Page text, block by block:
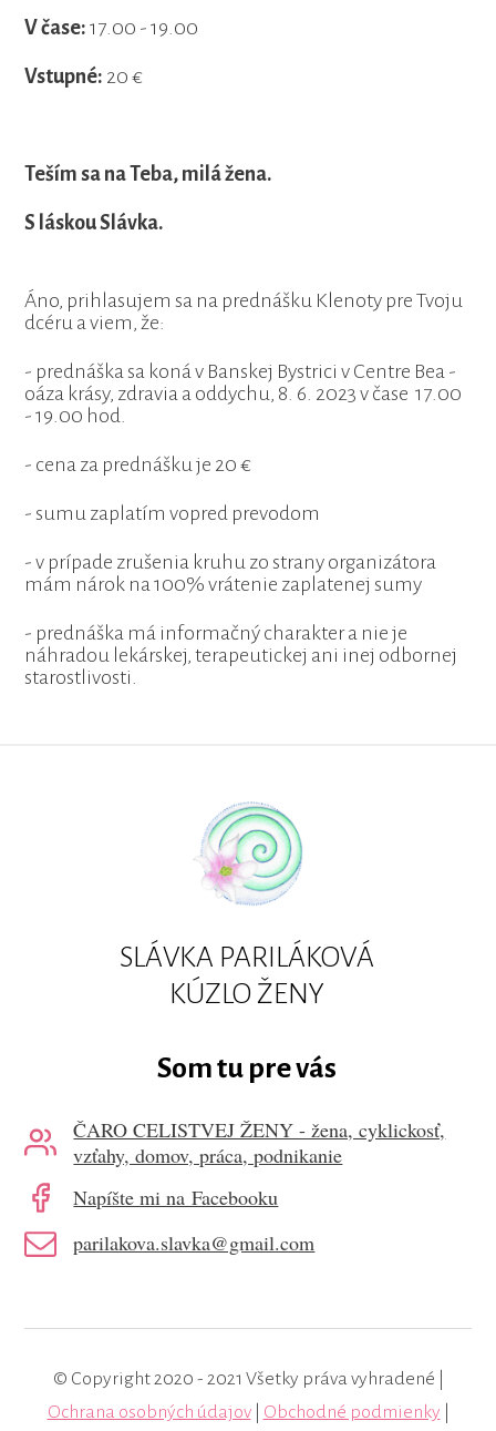
V čase: 17.00 - 19.00
Vstupné: 20 €
Teším sa na Teba, milá žena.
S láskou Slávka.
Áno, prihlasujem sa na prednášku Klenoty pre Tvoju
dcéru a viem, že:
- prednáška sa koná v Banskej Bystrici v Centre Bea -
oáza krásy, zdravia a oddychu, 8. 6. 2023 v čase 17.00
- 19.00 hod.
- cena za prednášku je 20 €
- sumu zaplatím vopred prevodom
- v prípade zrušenia kruhu zo strany organizátora
mám nárok na 100% vrátenie zaplatenej sumy
- prednáška má informačný charakter a nie je
náhradou lekárskej, terapeutickej ani inej odbornej
starostlivosti.
SLÁVKA PARILÁKOVÁ
KÚZLO ŽENY
Som tu pre vás
ČARO CELISTVEJ ŽENY - žena, cyklickosť,
vzťahy, domov, práca, podnikanie
Napíšte mi na Facebooku
parilakova.slavka@gmail.com
© Copyright 2020 - 2021 Všetky práva vyhradené |
Ochrana osobných údajov| Obchodné podmienky